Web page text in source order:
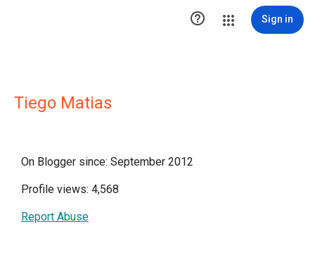
 Sign in
Tiego Matias
On Blogger since: September 2012
Profile views: 4,568
Report Abuse